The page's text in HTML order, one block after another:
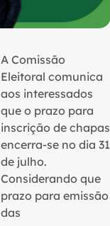
A Comissão
Eleitoral comunica
aos interessados
que o prazo para
inscrição de chapas
encerra-se no dia 31
de julho.
Considerando que
prazo para emissão
das